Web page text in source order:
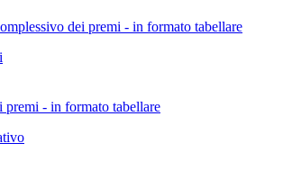
dei premi - in formato tabellare
premi - in formato tabellare